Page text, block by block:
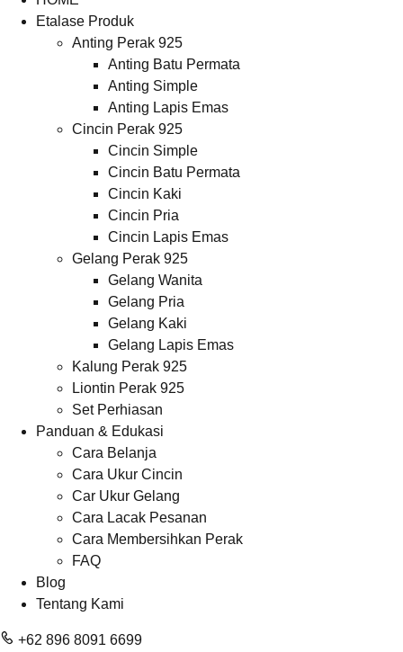
Etalase Produk
Anting Perak 925
Anting Batu Permata
Anting Simple
Anting Lapis Emas
Cincin Perak 925
Cincin Simple
Cincin Batu Permata
Cincin Kaki
Cincin Pria
Cincin Lapis Emas
Gelang Perak 925
Gelang Wanita
Gelang Pria
Gelang Kaki
Gelang Lapis Emas
Kalung Perak 925
Liontin Perak 925
Set Perhiasan
Panduan & Edukasi
Cara Belanja
Cara Ukur Cincin
Car Ukur Gelang
Cara Lacak Pesanan
Cara Membersihkan Perak
FAQ
Blog
Tentang Kami
+62 896 8091 6699